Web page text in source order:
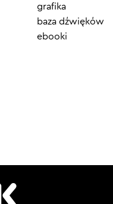
grafika
baza dźwięków
ebooki